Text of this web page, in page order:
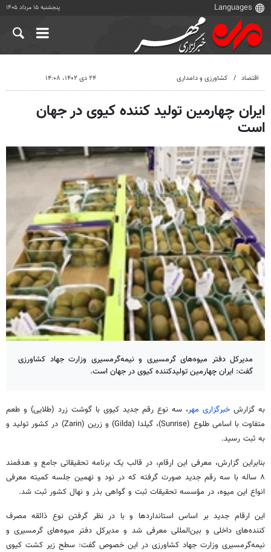
پنجشنبه ۱۵ مرداد ۱۴۰۵
اقتصاد کشاورزی و دامداری ۲۴ دی ۱۴۰۲، ۱۴:۰۸
ایران چهارمین تولید کننده کیوی در جهان
است
مدیرکل دفتر میوه‌های گرمسیری و نیمه‌گرمسیری وزارت جهاد کشاورزی
گفت: ایران چهارمین تولیدکننده کیوی در جهان است.
به گزارش خبرگزاری مهر، سه نوع رقم جدید کیوی با گوشت زرد (طلایی) و طعم
متفاوت با اسامی طلوع (Sunrise)، گیلدا (Gilda) و زرین (Zarin) در کشور تولید و
به ثبت رسید.
بنابراین گزارش، معرفی این ارقام، در قالب یک برنامه تحقیقاتی جامع و هدفمند
۸ ساله با سه رقم جدید صورت گرفته که در نود و نهمین جلسه کمیته معرفی
انواع این میوه، در مؤسسه تحقیقات ثبت و گواهی بذر و نهال کشور ثبت شد.
این ارقام جدید بر اساس استانداردها و با در نظر گرفتن نوع ذائقه مصرف
کننده‌های داخلی و بین‌المللی معرفی شد و مدیرکل دفتر میوه‌های گرمسیری و
نیمه‌گرمسیری وزارت جهاد کشاورزی در این خصوص گفت: سطح زیر کشت کیوی